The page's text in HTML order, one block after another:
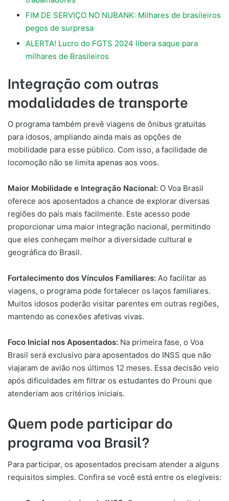
FIM DE SERVIÇO NO NUBANK: Milhares de brasileiros
pegos de surpresa
ALERTA! Lucro do FGTS 2024 libera saque para
milhares de Brasileiros
Integração com outras
modalidades de transporte
O programa também prevê viagens de ônibus gratuitas
para idosos, ampliando ainda mais as opções de
mobilidade para esse público. Com isso, a facilidade de
locomoção não se limita apenas aos voos.
Maior Mobilidade e Integração Nacional: O Voa Brasil
oferece aos aposentados a chance de explorar diversas
regiões do país mais facilmente. Este acesso pode
proporcionar uma maior integração nacional, permitindo
que eles conheçam melhor a diversidade cultural e
geográfica do Brasil.
Fortalecimento dos Vínculos Familiares: Ao facilitar as
viagens, o programa pode fortalecer os laços familiares.
Muitos idosos poderão visitar parentes em outras regiões,
mantendo as conexões afetivas vivas.
Foco Inicial nos Aposentados: Na primeira fase, o Voa
Brasil será exclusivo para aposentados do INSS que não
viajaram de avião nos últimos 12 meses. Essa decisão veio
após dificuldades em filtrar os estudantes do Prouni que
atenderiam aos critérios iniciais.
Quem pode participar do
programa voa Brasil?
Para participar, os aposentados precisam atender a alguns
requisitos simples. Confira se você está entre os elegíveis: